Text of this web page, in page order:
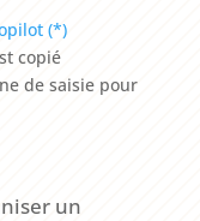
(*)
copié
de saisie pour
un